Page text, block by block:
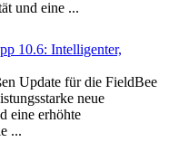
und eine ...
10.6: Intelligenter,
Update für die FieldBee
neue
eine erhöhte
...